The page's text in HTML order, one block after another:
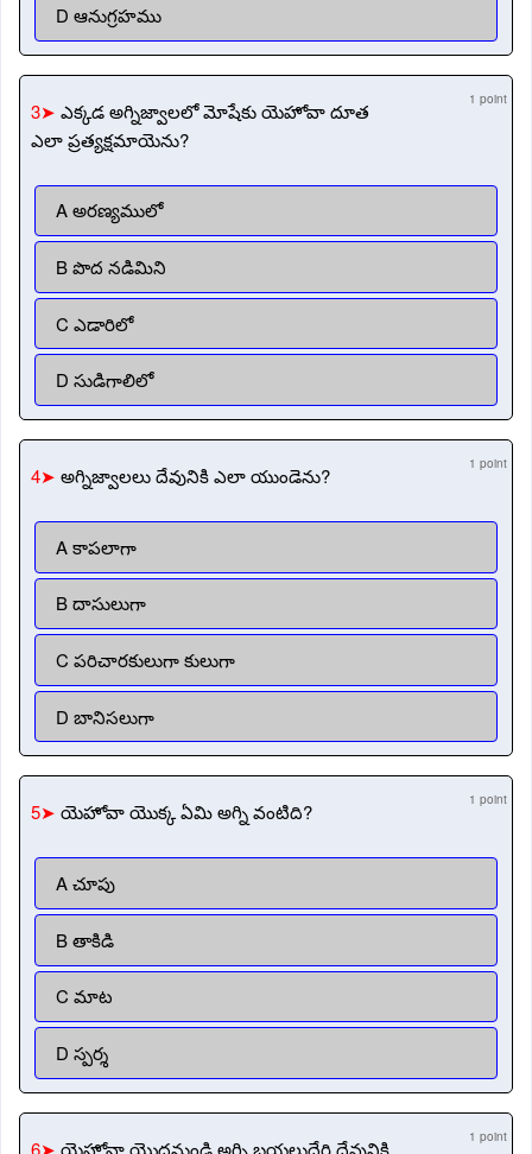
D ఆనుగ్రహము
3➤ ఎక్కడ అగ్నిజ్వాలలో మోషేకు యెహోవా దూత
ఎలా ప్రత్యక్షమాయెను?
1 point
A అరణ్యములో
B పొద నడిమిని
C ఎడారిలో
D సుడిగాలిలో
4➤ అగ్నిజ్వాలలు దేవునికి ఎలా యుండెను? 1 point
A కాపలాగా
B దాసులుగా
C పరిచారకులుగా కులుగా
D బానిసలుగా
5➤ యెహోవా యొక్క ఏమి అగ్ని వంటిది? 1 point
A చూపు
B తాకిడి
C మాట
D స్పర్శ
6➤ యెహోవా యొద్దనుండి అగ్ని బయలుదేరి దేవునికి
1 point